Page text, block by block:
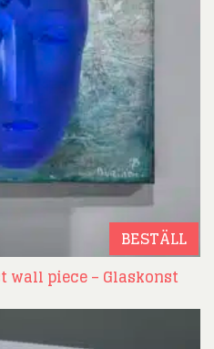
BESTÄLL
wall piece – Glaskonst